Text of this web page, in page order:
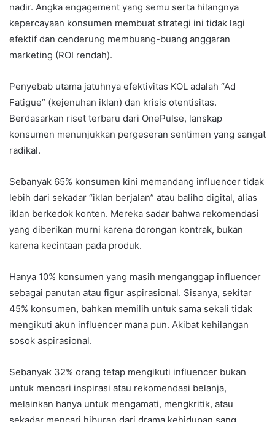
nadir. Angka engagement yang semu serta hilangnya
kepercayaan konsumen membuat strategi ini tidak lagi
efektif dan cenderung membuang-buang anggaran
marketing (ROI rendah).
Penyebab utama jatuhnya efektivitas KOL adalah “Ad
Fatigue” (kejenuhan iklan) dan krisis otentisitas.
Berdasarkan riset terbaru dari OnePulse, lanskap
konsumen menunjukkan pergeseran sentimen yang sangat
radikal.
Sebanyak 65% konsumen kini memandang influencer tidak
lebih dari sekadar “iklan berjalan” atau baliho digital, alias
iklan berkedok konten. Mereka sadar bahwa rekomendasi
yang diberikan murni karena dorongan kontrak, bukan
karena kecintaan pada produk.
Hanya 10% konsumen yang masih menganggap influencer
sebagai panutan atau figur aspirasional. Sisanya, sekitar
45% konsumen, bahkan memilih untuk sama sekali tidak
mengikuti akun influencer mana pun. Akibat kehilangan
sosok aspirasional.
Sebanyak 32% orang tetap mengikuti influencer bukan
untuk mencari inspirasi atau rekomendasi belanja,
melainkan hanya untuk mengamati, mengkritik, atau
sekadar mencari hiburan dari drama kehidupan sang